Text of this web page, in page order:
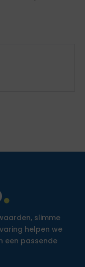
slimme
helpen we
een passende